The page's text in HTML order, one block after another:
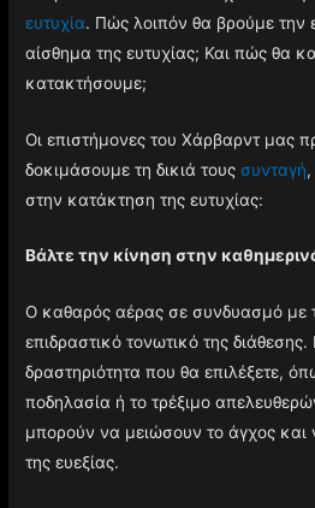
ευτυχία. Πώς λοιπόν θα βρούμε την
αίσθημα της ευτυχίας; Και πώς θα
κατακτήσουμε;
Οι επιστήμονες του Χάρβαρντ μας
δοκιμάσουμε τη δικιά τουςσυνταγή
στην κατάκτηση της ευτυχίας:
Βάλτε την κίνηση στην
Ο καθαρός αέρας σε συνδυασμό με
επιδραστικό τονωτικό της
δραστηριότητα που θα επιλέξετε,
ποδηλασία ή το τρέξιμο
μπορούν να μειώσουν το άγχος και
της ευεξίας.